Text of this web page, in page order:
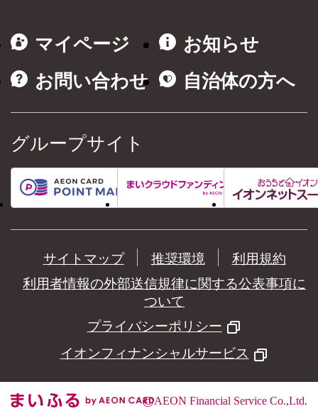
マイページ
お知らせ
お問い合わせ
自治体の方へ
グループサイト
サイトマップ 推奨環境
利用規約
利用者情報の外部送信規律に関する公表事項に
ついて
プライバシーポリシー
イオンフィナンシャルサービス
©AEON Financial Service Co.,Ltd.